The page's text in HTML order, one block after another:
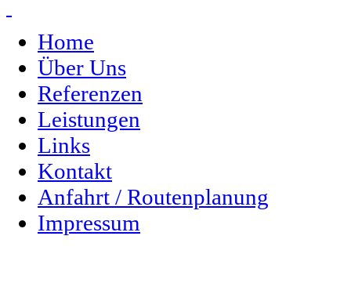
Home
Über Uns
Referenzen
Leistungen
Links
Kontakt
Anfahrt / Routenplanung
Impressum